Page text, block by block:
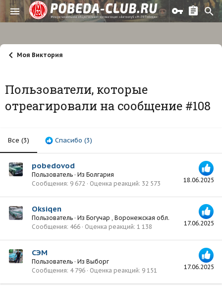
Моя Виктория
Пользователи, которые
отреагировали на сообщение #108
Все (3) Спасибо (3)
18.06.2025
pobedovod
Пользователь · Из Болгария
Сообщения 9 672 Оценка реакций 32 573
17.06.2025
Oksiqen
Пользователь · Из Богучар , Воронежская обл.
Сообщения 466 Оценка реакций 1 138
17.06.2025
СЭМ
Пользователь · Из Выборг
Сообщения 4 796 Оценка реакций 9 151